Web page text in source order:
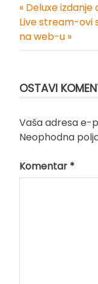
Kretanje
članka
« Deluxe izdanje
Live stream-ovi
na web-u »
OSTAVI
Vaša adresa e-
Neophodna
Komentar *